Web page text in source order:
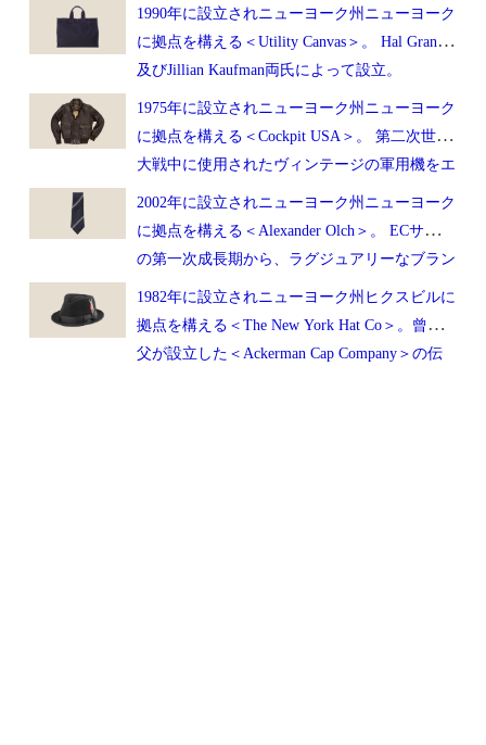
1990年に設立されニューヨーク州ニューヨーク
に拠点を構える＜Utility Canvas＞。 Hal Grano
及びJillian Kaufman両氏によって設立。
1975年に設立されニューヨーク州ニューヨーク
に拠点を構える＜Cockpit USA＞。 第二次世界
大戦中に使用されたヴィンテージの軍用機をエ
アー・ショーなどで操縦するパイロット
（Warbird pilot）、Jeff Clyman氏によって設
立。
2002年に設立されニューヨーク州ニューヨーク
に拠点を構える＜Alexander Olch＞。 ECサイト
の第一次成長期から、ラグジュアリーなブラン
ディング（ネック・ウェア）を目指し、オンラ
イン上で販売を開始。
1982年に設立されニューヨーク州ヒクスビルに
拠点を構える＜The New York Hat Co＞。曾祖
父が設立した＜Ackerman Cap Company＞の伝